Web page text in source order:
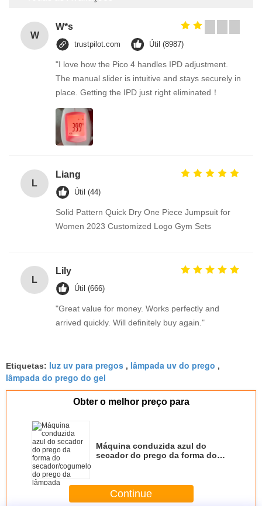
W
W*s
trustpilot.com Útil (8987)
"I love how the Pico 4 handles IPD adjustment.
The manual slider is intuitive and stays securely in
place. Getting the IPD just right eliminated！
L
Liang
Útil (44)
Solid Pattern Quick Dry One Piece Jumpsuit for
Women 2023 Customized Logo Gym Sets
L
Lily
Útil (666)
"Great value for money. Works perfectly and
arrived quickly. Will definitely buy again."
Etiquetas: luz uv para pregos , lâmpada uv do prego ,
lâmpada do prego do gel
Obter o melhor preço para
Máquina conduzida azul do
secador do prego da forma do
Continue